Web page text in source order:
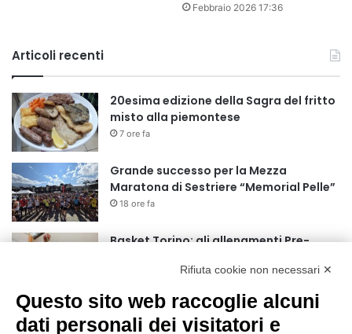
Febbraio 2026 17:36
Articoli recenti
20esima edizione della Sagra del fritto
misto alla piemontese
7 ore fa
Grande successo per la Mezza
Maratona di Sestriere “Memorial Pelle”
18 ore fa
Basket Torino: gli allenamenti Pre-
75 anni di INFN. La comunità, la storia, il
Rifiuta cookie non necessari ✕
Questo sito web raccoglie alcuni
dati personali dei visitatori e